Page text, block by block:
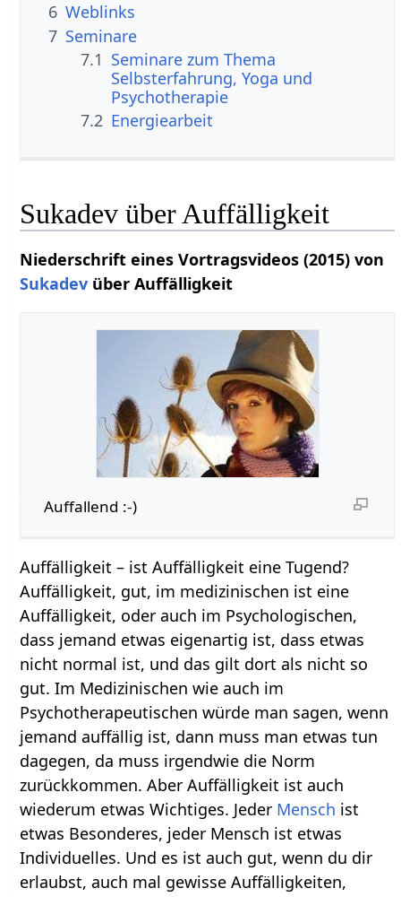
6 Weblinks
7 Seminare
7.1 Seminare zum Thema
Selbsterfahrung, Yoga und
Psychotherapie
7.2 Energiearbeit
Sukadev über Auffälligkeit
Niederschrift eines Vortragsvideos (2015) von
Sukadev über Auffälligkeit
Auffallend :-)
Auffälligkeit – ist Auffälligkeit eine Tugend?
Auffälligkeit, gut, im medizinischen ist eine
Auffälligkeit, oder auch im Psychologischen,
dass jemand etwas eigenartig ist, dass etwas
nicht normal ist, und das gilt dort als nicht so
gut. Im Medizinischen wie auch im
Psychotherapeutischen würde man sagen, wenn
jemand auffällig ist, dann muss man etwas tun
dagegen, da muss irgendwie die Norm
zurückkommen. Aber Auffälligkeit ist auch
wiederum etwas Wichtiges. Jeder Mensch ist
etwas Besonderes, jeder Mensch ist etwas
Individuelles. Und es ist auch gut, wenn du dir
erlaubst, auch mal gewisse Auffälligkeiten,